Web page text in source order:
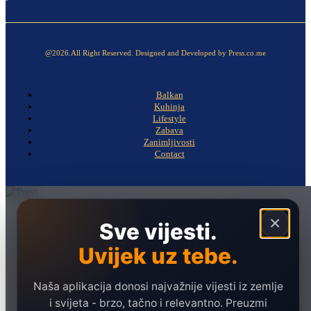
@2026.All Right Reserved. Designed and Developed by Press.co.me
Balkan
Kuhinja
Lifestyle
Zabava
Zanimljivosti
Contact
×
Sve vijesti.
Uvijek uz tebe.
Naša aplikacija donosi najvažnije vijesti iz zemlje
i svijeta - brzo, tačno i relevantno. Preuzmi
Ekonomija